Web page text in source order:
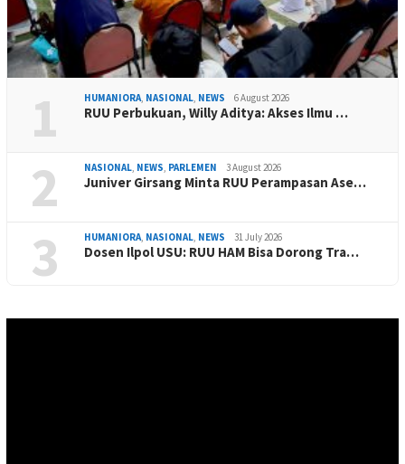
1 HUMANIORA, NASIONAL, NEWS 6 August 2026
RUU Perbukuan, Willy Aditya: Akses Ilmu …
2 NASIONAL, NEWS, PARLEMEN 3 August 2026
Juniver Girsang Minta RUU Perampasan Ase…
3 HUMANIORA, NASIONAL, NEWS 31 July 2026
Dosen Ilpol USU: RUU HAM Bisa Dorong Tra…